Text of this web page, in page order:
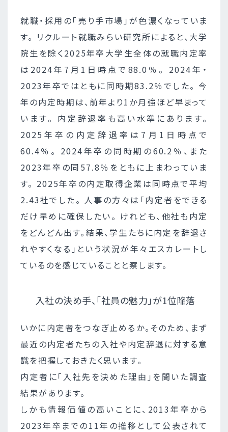
就職・採用の「売り手市場」が色濃くなっていま
す。 リクルート就職みらい研究所によると、大学
院生を除く2025年卒大学生全体の就職内定率
は2024年7月1日時点で88.0％。 2024年・
2023年卒ではともに同時期83.2％でした。 今
年の内定時期は、前年より1か月強ほど早まって
います。 内定辞退率も高い水準にあります。
2025年卒の内定辞退率は7月1日時点で
60.4％。 2024年卒の同時期の60.2％、また
2023年卒の同57.8％をともに上まわっていま
す。 2025年卒の内定取得企業は同時点で平均
2.43社でした。 人事の方々は「内定者をできる
だけ早めに確保したい。 けれども、他社も内定
をどんどん出す。結果、学生たちに内定を辞退さ
れやすくなる」という状況が年々エスカレートし
ているのを感じていることと察します。
入社の決め手、「社員の魅力」が1位陥落
いかに内定者をつなぎ止めるか。そのため、まず
最近の内定者たちの入社や内定辞退に対する意
識を把握しておきたく思います。
内定者に「入社先を決めた理由」を聞いた調査
結果があります。
しかも情報価値の高いことに、2013年卒から
2023年卒までの11年の推移として公表されて